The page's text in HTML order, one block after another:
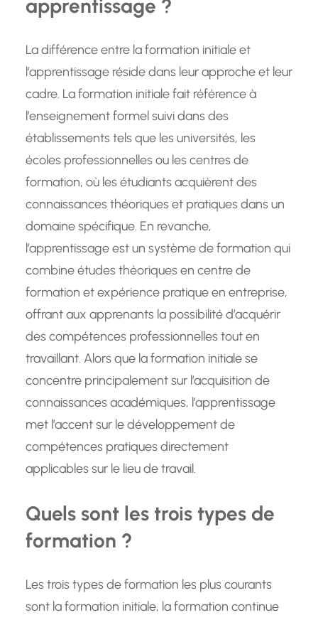
apprentissage ?
La différence entre la formation initiale et
l’apprentissage réside dans leur approche et leur
cadre. La formation initiale fait référence à
l’enseignement formel suivi dans des
établissements tels que les universités, les
écoles professionnelles ou les centres de
formation, où les étudiants acquièrent des
connaissances théoriques et pratiques dans un
domaine spécifique. En revanche,
l’apprentissage est un système de formation qui
combine études théoriques en centre de
formation et expérience pratique en entreprise,
offrant aux apprenants la possibilité d’acquérir
des compétences professionnelles tout en
travaillant. Alors que la formation initiale se
concentre principalement sur l’acquisition de
connaissances académiques, l’apprentissage
met l’accent sur le développement de
compétences pratiques directement
applicables sur le lieu de travail.
Quels sont les trois types de
formation ?
Les trois types de formation les plus courants
sont la formation initiale, la formation continue